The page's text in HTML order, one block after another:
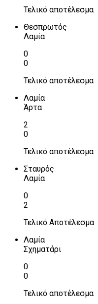
Τελικό αποτέλεσμα
Θεσπρωτός
Λαμία
0
0
Τελικό αποτέλεσμα
Λαμία
Άρτα
2
0
Τελικό αποτέλεσμα
Σταυρός
Λαμία
0
2
Τελικό Αποτέλεσμα
Λαμία
Σχηματάρι
0
0
Τελικό αποτέλεσμα